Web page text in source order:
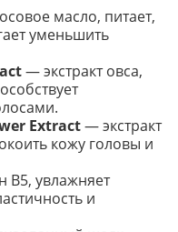
масло, питает,
уменьшить
— экстракт овса,
Extract— экстракт
кожу головы и
увлажняет
и